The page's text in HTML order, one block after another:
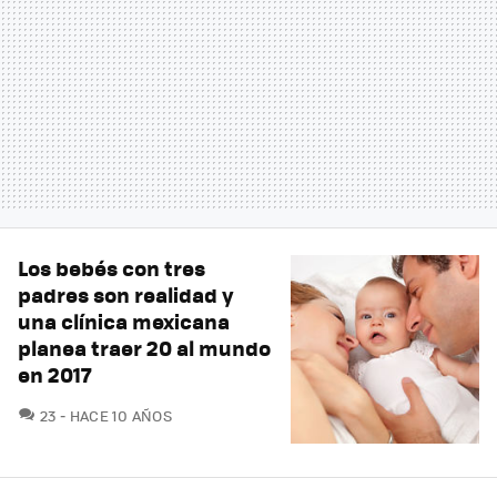
Los bebés con tres
padres son realidad y
una clínica mexicana
planea traer 20 al mundo
en 2017
23 COMENTARIOS
HACE 10 AÑOS